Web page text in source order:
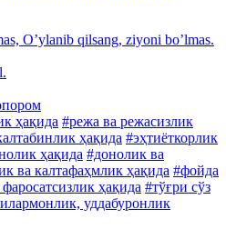
Oʼylanib qilsang, ziyoni boʼlmas.
ҳақида #режа ва режасизлик
ҳақида #эҳтиёткорлик
ҳақида #донолик ва
ва калтафаҳмлик ҳақида #фойда
ҳақида #тўғри сўз
уддабуронлик